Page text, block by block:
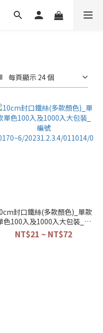
每頁顯示 24 個
封口鐵絲(多款顏色)_單款
色100入及1000入大包裝_編
20231.2.3.4/011014/
NT$21 ~ NT$72